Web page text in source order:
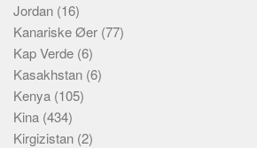
Jordan (16)
Kanariske Øer (77)
Kap Verde (6)
Kasakhstan (6)
Kenya (105)
Kina (434)
Kirgizistan (2)